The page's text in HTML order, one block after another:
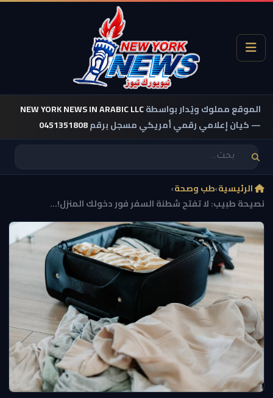
الموقع مملوك ويُدار بواسطةNEW YORK NEWS IN ARABIC LLC
— كيان إعلامي رقمي أمريكي مسجل برقم0451351808
الرئيسية›طب وصحة›
نصيحة طبيب: لا تفتح شطنة السفر فور دخولك المنزل!...